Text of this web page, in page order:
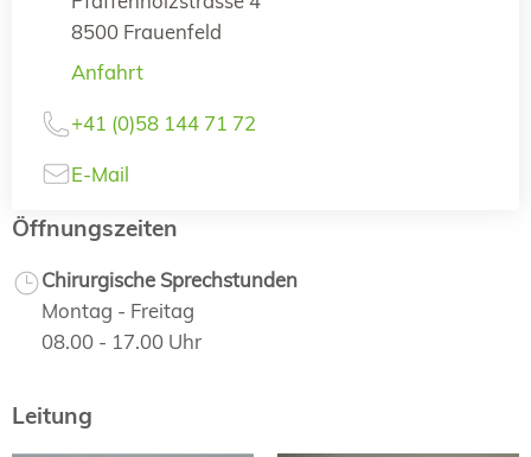
8500 Frauenfeld
Anfahrt
+41 (0)58 144 71 72
E-Mail
Öffnungszeiten
Chirurgische Sprechstunden
Montag - Freitag
08.00 - 17.00 Uhr
Leitung